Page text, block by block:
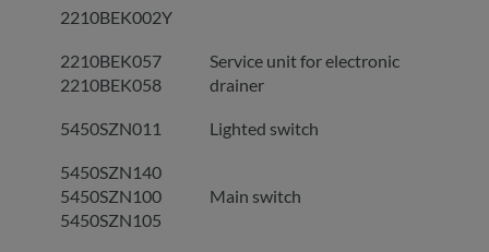
2210BEK002Y
2210BEK057
2210BEK058
Service unit for electronic
drainer
5450SZN011 Lighted switch
5450SZN140
5450SZN100
5450SZN105
Main switch